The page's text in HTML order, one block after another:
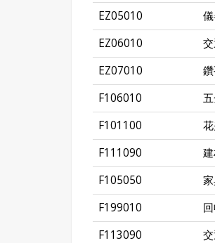
EZ05010
EZ06010
EZ07010
F106010
F101100
F111090
F105050
F199010
F113090